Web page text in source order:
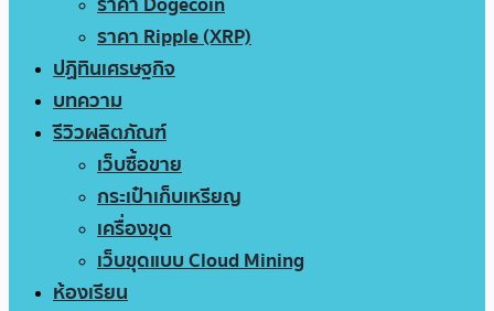
ราคา Ripple (XRP)
ปฏิทินเศรษฐกิจ
บทความ
รีวิวผลิตภัณฑ์
เว็บซื้อขาย
กระเป๋าเก็บเหรียญ
เครื่องขุด
เว็บขุดแบบ Cloud Mining
ห้องเรียน